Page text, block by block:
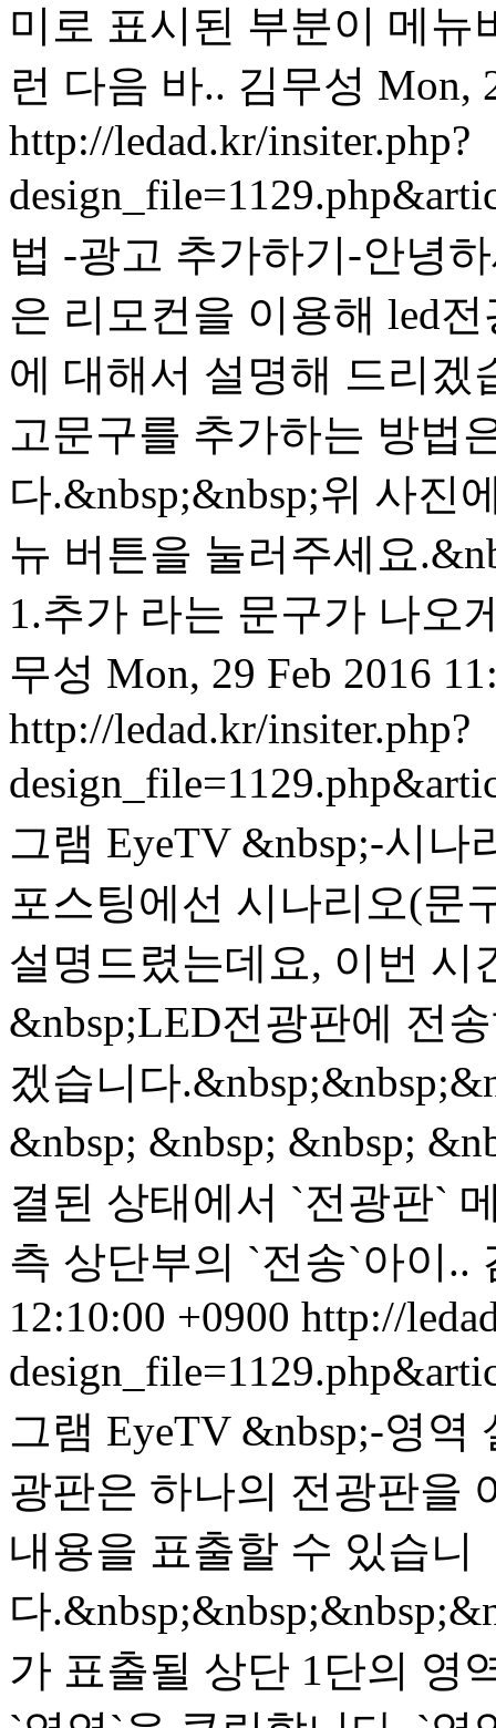
미로 표시된 부분이 메뉴
런 다음 바.. 김무성 Mon,
http://ledad.kr/insiter.php?
법 -광고 추가하기-안녕
은 리모컨을 이용해 led
에 대해서 설명해 드리겠
고문구를 추가하는 방법
다.&nbsp;&nbsp;위 사진
뉴 버튼을 눌러주세요
1.추가 라는 문구가 나오
무성 Mon, 29 Feb 2016
http://ledad.kr/insiter.php?
그램 EyeTV &nbsp;-시나
포스팅에선 시나리오(문
설명드렸는데요, 이번 시
&nbsp;LED전광판에 전
겠습니다
&nbsp; &nbsp; &nbsp;
결된 상태에서 `전광판`
측 상단부의 `전송`아이..
12:10:00 +0900 http://
그램 EyeTV &nbsp;-영역
광판은 하나의 전광판을
내용을 표출할 수 있습니
다
가 표출될 상단 1단의 영